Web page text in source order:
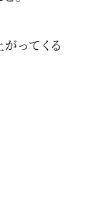
ってくる